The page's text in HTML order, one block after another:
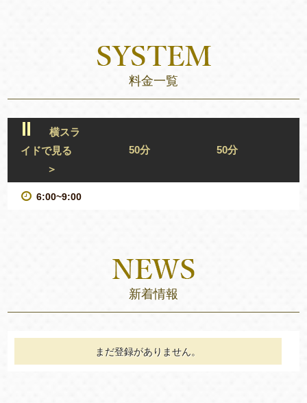
料金一覧
横スラ
イドで見る
＞
50分 50分
6:00~9:00
新着情報
まだ登録がありません。